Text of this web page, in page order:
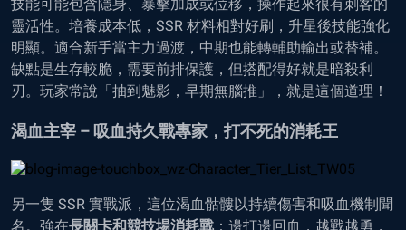
技能可能包含隱身、暴擊加成或位移，操作起來很有刺客的
靈活性。培養成本低，SSR 材料相對好刷，升星後技能強化
明顯。適合新手當主力過渡，中期也能轉輔助輸出或替補。
缺點是生存較脆，需要前排保護，但搭配得好就是暗殺利
刃。玩家常說「抽到魅影，早期無腦推」，就是這個道理！
渴血主宰 – 吸血持久戰專家，打不死的消耗王
另一隻 SSR 實戰派，這位渴血骷髏以持續傷害和吸血機制聞
名。強在長關卡和競技場消耗戰 ：邊打邊回血，越戰越勇，